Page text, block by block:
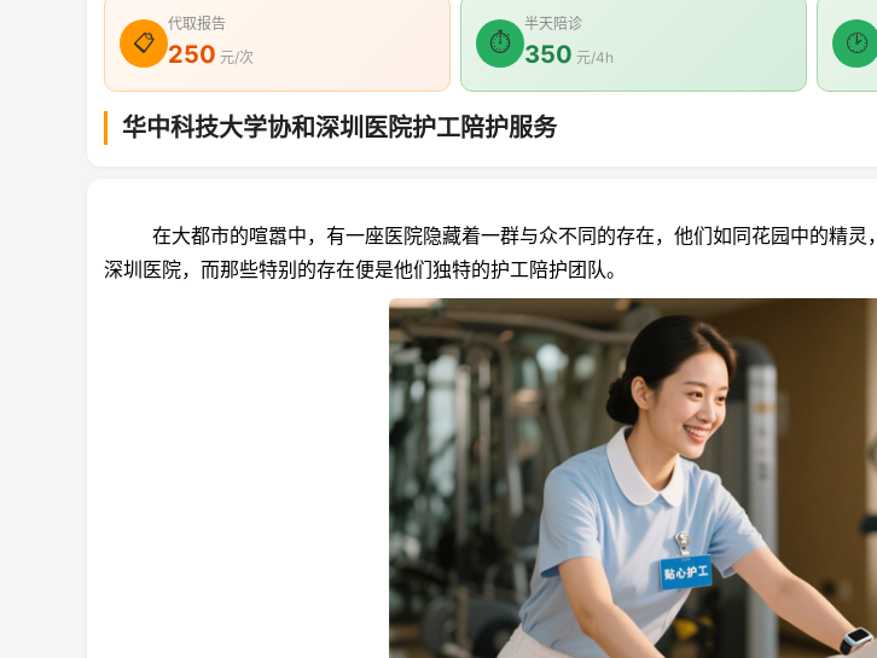
📋
代取报告
250 元/次
⏱
半天陪诊
350 元/4h
🕑
华中科技大学协和深圳医院护工陪护服务
在大都市的喧嚣中，有一座医院隐藏着一群与众不同的存在，他们如同花园中的精灵
深圳医院，而那些特别的存在便是他们独特的护工陪护团队。